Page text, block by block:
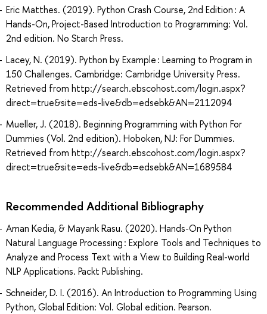
Eric Matthes. (2019). Python Crash Course, 2nd Edition : A
Hands-On, Project-Based Introduction to Programming: Vol.
2nd edition. No Starch Press.
Lacey, N. (2019). Python by Example : Learning to Program in
150 Challenges. Cambridge: Cambridge University Press.
Retrieved from http://search.ebscohost.com/login.aspx?
direct=true&site=eds-live&db=edsebk&AN=2112094
Mueller, J. (2018). Beginning Programming with Python For
Dummies (Vol. 2nd edition). Hoboken, NJ: For Dummies.
Retrieved from http://search.ebscohost.com/login.aspx?
direct=true&site=eds-live&db=edsebk&AN=1689584
Recommended Additional Bibliography
Aman Kedia, & Mayank Rasu. (2020). Hands-On Python
Natural Language Processing : Explore Tools and Techniques to
Analyze and Process Text with a View to Building Real-world
NLP Applications. Packt Publishing.
Schneider, D. I. (2016). An Introduction to Programming Using
Python, Global Edition: Vol. Global edition. Pearson.